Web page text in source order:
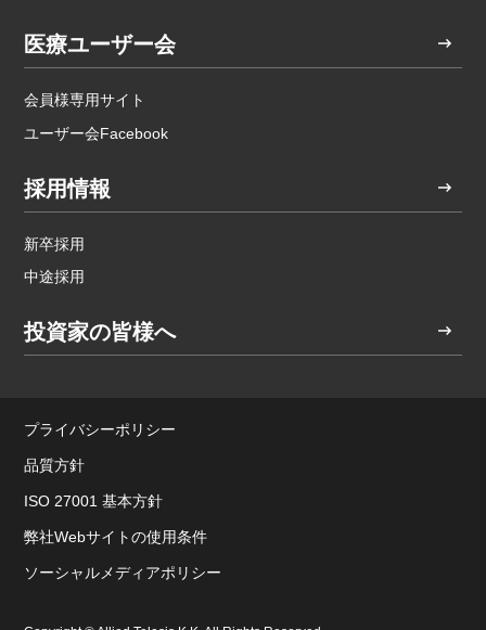
医療ユーザー会
会員様専用サイト
ユーザー会Facebook
採用情報
新卒採用
中途採用
投資家の皆様へ
プライバシーポリシー
品質方針
ISO 27001 基本方針
弊社Webサイトの使用条件
ソーシャルメディアポリシー